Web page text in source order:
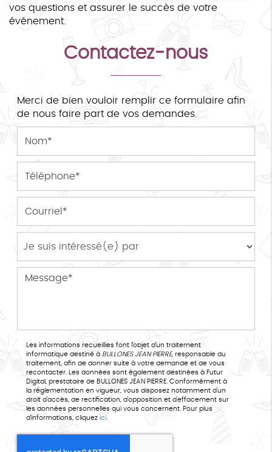
vos questions et assurer le succès de votre
événement.
Contactez-nous
Merci de bien vouloir remplir ce formulaire afin
de nous faire part de vos demandes.
Les informations recueillies font l’objet d’un traitement
informatique destiné à
BULLONES JEAN PIERRE, responsable du
traitement, afin de donner suite à votre demande et de vous
recontacter. Les données sont également destinées à Futur
Digital, prestataire de BULLONES JEAN PIERRE. Conformément à
la réglementation en vigueur, vous disposez notamment d'un
droit d'accès, de rectification, d'opposition et d'effacement sur
les données personnelles qui vous concernent. Pour plus
d’informations, cliquez ici.